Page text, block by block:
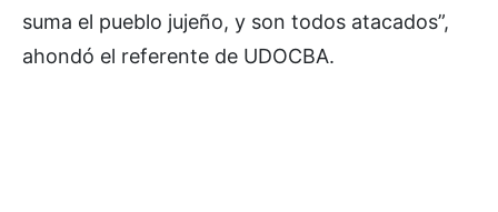
suma el pueblo jujeño, y son todos atacados”,
ahondó el referente de UDOCBA.